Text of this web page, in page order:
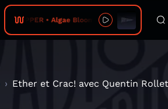
TIPPER • Algae Bloom in Seven
Ether et Crac! avec Quentin Rollet